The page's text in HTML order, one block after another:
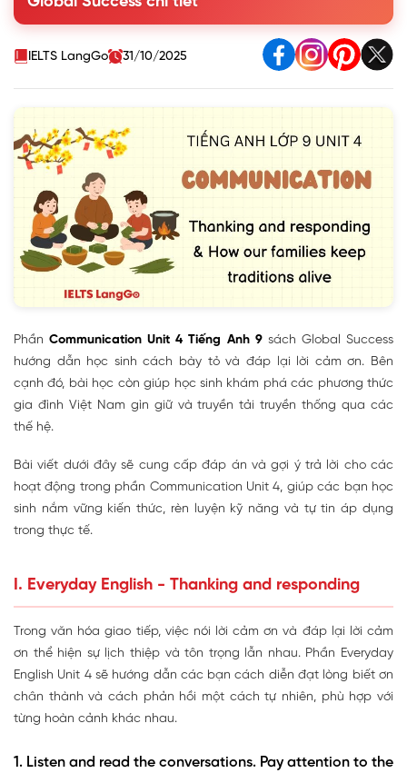
thanks and respond in the following situations
Cách bày tỏ và đáp lại lời cảm ơn
IELTS LangGo 31/10/2025
PhầnCommunication Unit 4 Tiếng Anh 9sách Global Success
hướng dẫn học sinh cách bày tỏ và đáp lại lời cảm ơn. Bên
cạnh đó, bài học còn giúp học sinh khám phá các phương thức
gia đình Việt Nam gìn giữ và truyền tải truyền thống qua các
thế hệ.
Bài viết dưới đây sẽ cung cấp đáp án và gợi ý trả lời cho các
hoạt động trong phần Communication Unit 4, giúp các bạn học
sinh nắm vững kiến thức, rèn luyện kỹ năng và tự tin áp dụng
trong thực tế.
I. Everyday English - Thanking and responding
Trong văn hóa giao tiếp, việc nói lời cảm ơn và đáp lại lời cảm
ơn thể hiện sự lịch thiệp và tôn trọng lẫn nhau. Phần Everyday
English Unit 4 sẽ hướng dẫn các bạn cách diễn đạt lòng biết ơn
chân thành và cách phản hồi một cách tự nhiên, phù hợp với
từng hoàn cảnh khác nhau.
1. Listen and read the conversations. Pay attention to the